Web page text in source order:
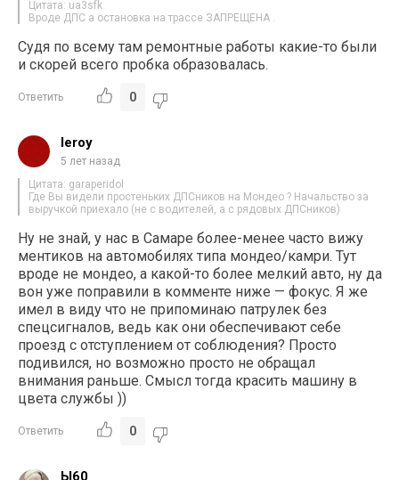
Цитата: ua3sfk
Вроде ДПС а остановка на трассе ЗАПРЕЩЕНА .
Судя по всему там ремонтные работы какие-то были
и скорей всего пробка образовалась.
Ответить 0
leroy
5 лет назад
Цитата: garaperidol
Где Вы видели простеньких ДПСников на Мондео ? Начальство за
выручкой приехало (не с водителей, а с рядовых ДПСников)
Ну не знай, у нас в Самаре более-менее часто вижу
ментиков на автомобилях типа мондео/камри. Тут
вроде не мондео, а какой-то более мелкий авто, ну да
вон уже поправили в комменте ниже — фокус. Я же
имел в виду что не припоминаю патрулек без
спецсигналов, ведь как они обеспечивают себе
проезд с отступлением от соблюдения? Просто
подивился, но возможно просто не обращал
внимания раньше. Смысл тогда красить машину в
цвета службы ))
Ответить 0
Ы60